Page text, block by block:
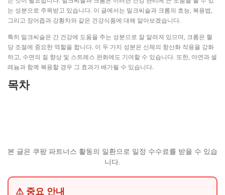
는 성분으로 주목받고 있습니다. 이 글에서는 밀크씨슬과 크롬의 효능, 복용법,
그리고 장어즙과 강황차와 같은 건강식품에 대해 알아보겠습니다.
특히 밀크씨슬은 간 건강에 도움을 주는 성분으로 잘 알려져 있으며, 크롬은 혈
당 조절에 중요한 역할을 합니다. 이 두 가지 성분은 신체의 항산화 작용을 강화
하고, 수면의 질 향상 및 스트레스 완화에도 기여할 수 있습니다. 또한, 아연과 셀
레늄과 함께 복용할 경우 그 효과가 배가될 수 있습니다.
목차
본 글은 쿠팡 파트너스 활동의 일환으로 일정 수수료를 받을 수 있습
니다.
⚠ 중요 안내